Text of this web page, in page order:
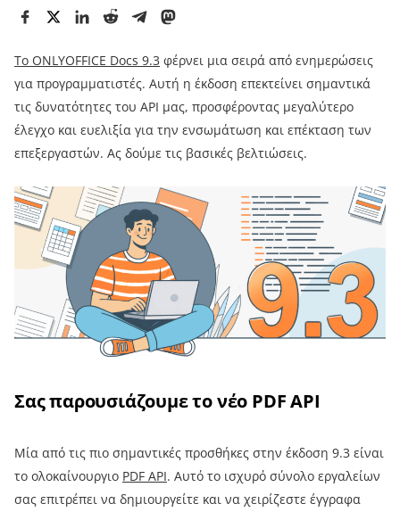
Το ONLYOFFICE Docs 9.3 φέρνει μια σειρά από ενημερώσεις
για προγραμματιστές. Αυτή η έκδοση επεκτείνει σημαντικά
τις δυνατότητες του API μας, προσφέροντας μεγαλύτερο
έλεγχο και ευελιξία για την ενσωμάτωση και επέκταση των
επεξεργαστών. Ας δούμε τις βασικές βελτιώσεις.
Σας παρουσιάζουμε το νέο PDF API
Μία από τις πιο σημαντικές προσθήκες στην έκδοση 9.3 είναι
το ολοκαίνουργιο PDF API. Αυτό το ισχυρό σύνολο εργαλείων
σας επιτρέπει να δημιουργείτε και να χειρίζεστε έγγραφα